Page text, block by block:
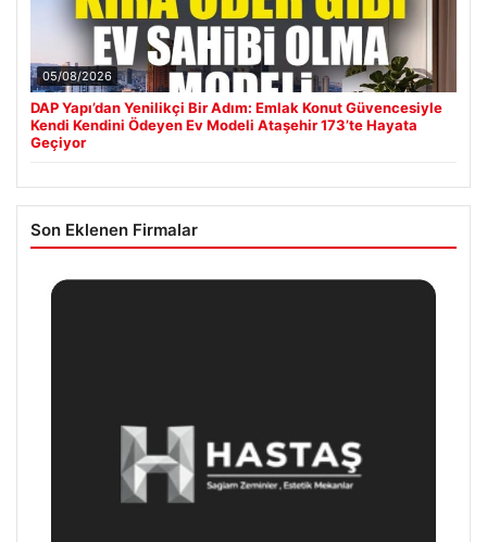
05/08/2026
DAP Yapı’dan Yenilikçi Bir Adım: Emlak Konut Güvencesiyle
Kendi Kendini Ödeyen Ev Modeli Ataşehir 173’te Hayata
Geçiyor
Son Eklenen Firmalar